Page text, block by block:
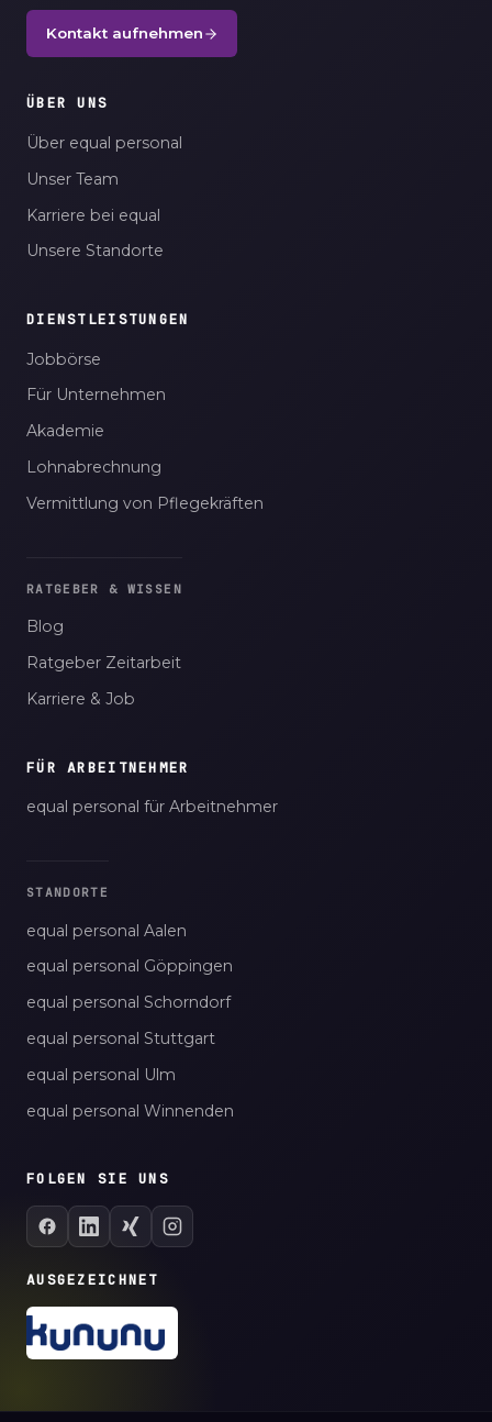
Kontakt aufnehmen
ÜBER UNS
Über equal personal
Unser Team
Karriere bei equal
Unsere Standorte
DIENSTLEISTUNGEN
Jobbörse
Für Unternehmen
Akademie
Lohnabrechnung
Vermittlung von Pflegekräften
RATGEBER & WISSEN
Blog
Ratgeber Zeitarbeit
Karriere & Job
FÜR ARBEITNEHMER
equal personal für Arbeitnehmer
STANDORTE
equal personal Aalen
equal personal Göppingen
equal personal Schorndorf
equal personal Stuttgart
equal personal Ulm
equal personal Winnenden
FOLGEN SIE UNS
AUSGEZEICHNET